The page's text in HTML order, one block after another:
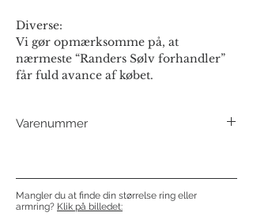
Diverse:
Vi gør opmærksomme på, at
nærmeste “Randers Sølv forhandler”
får fuld avance af købet.
Varenummer
Mangler du at finde din størrelse ring eller
armring? Klik på billedet: